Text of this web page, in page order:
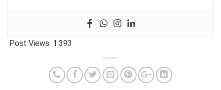
Post Views: 1.393